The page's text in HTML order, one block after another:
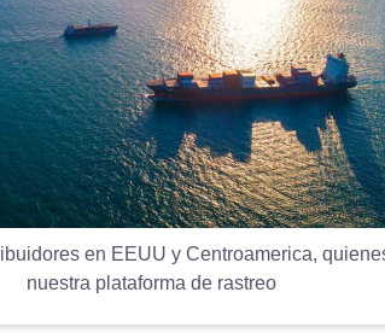
en EEUU y Centroamerica,
nuestra plataforma de rastreo